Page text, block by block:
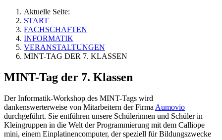
Aktuelle Seite:
START
FACHSCHAFTEN
INFORMATIK
VERANSTALTUNGEN
MINT-TAG DER 7. KLASSEN
MINT-Tag der 7. Klassen
Der Informatik-Workshop des MINT-Tags wird
dankenswerterweise von Mitarbeitern der Firma Aumovio
durchgeführt. Sie entführen unsere Schülerinnen und Schüler in
Kleingruppen in die Welt der Programmierung mit dem Calliope
mini, einem Einplatinencomputer, der speziell für Bildungszwecke